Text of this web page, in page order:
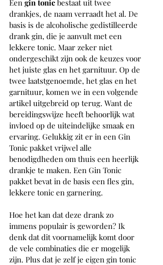
Een gin tonic bestaat uit twee
drankjes, de naam verraadt het al. De
basis is de alcoholische gedistilleerde
drank gin, die je aanvult met een
lekkere tonic. Maar zeker niet
ondergeschikt zijn ook de keuzes voor
het juiste glas en het garnituur. Op de
twee laatstgenoemde, het glas en het
garnituur, komen we in een volgende
artikel uitgebreid op terug. Want de
bereidingswijze heeft behoorlijk wat
invloed op de uiteindelijke smaak en
ervaring. Gelukkig zit er in een Gin
Tonic pakket vrijwel alle
benodigdheden om thuis een heerlijk
drankje te maken. Een Gin Tonic
pakket bevat in de basis een fles gin,
lekkere tonic en garnering.
Hoe het kan dat deze drank zo
immens populair is geworden? Ik
denk dat dit voornamelijk komt door
de vele combinaties die er mogelijk
zijn. Plus dat je zelf je eigen gin tonic